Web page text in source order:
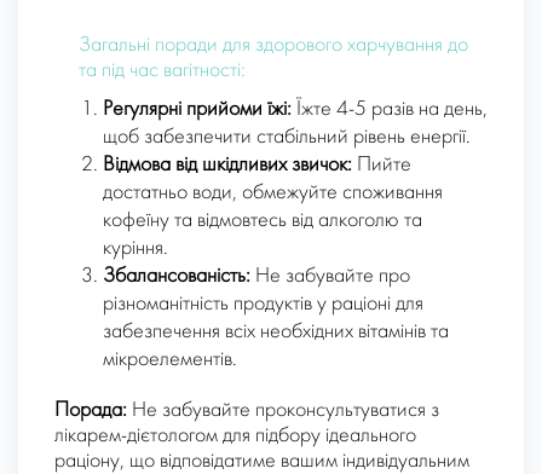
Загальні поради для здорового харчування до
та під час вагітності:
Регулярні прийоми їжі: Їжте 4-5 разів на день,
щоб забезпечити стабільний рівень енергії.
Відмова від шкідливих звичок: Пийте
достатньо води, обмежуйте споживання
кофеїну та відмовтесь від алкоголю та
куріння.
Збалансованість: Не забувайте про
різноманітність продуктів у раціоні для
забезпечення всіх необхідних вітамінів та
мікроелементів.
Порада: Не забувайте проконсультуватися з
лікарем-дієтологом для підбору ідеального
раціону, що відповідатиме вашим індивідуальним